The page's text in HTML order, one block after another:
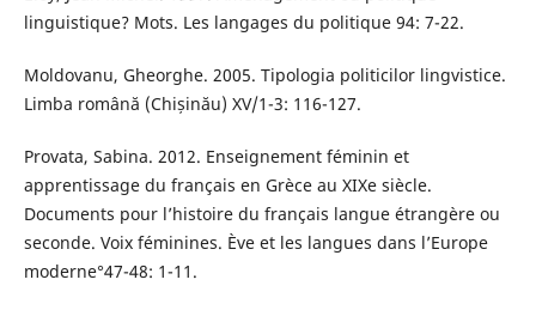
linguistique? Mots. Les langages du politique 94: 7-22.
Moldovanu, Gheorghe. 2005. Tipologia politicilor lingvistice.
Limba română (Chișinău) XV/1-3: 116-127.
Provata, Sabina. 2012. Enseignement féminin et
apprentissage du français en Grèce au XIXe siècle.
Documents pour l’histoire du français langue étrangère ou
seconde. Voix féminines. Ève et les langues dans l’Europe
moderne°47-48: 1-11.